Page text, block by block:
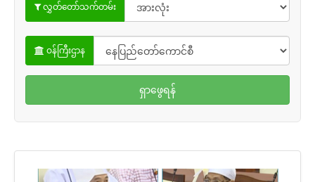
လွှတ်တော်သက်တမ်း
ဝန်ကြီးဌာန
ရှာဖွေရန်